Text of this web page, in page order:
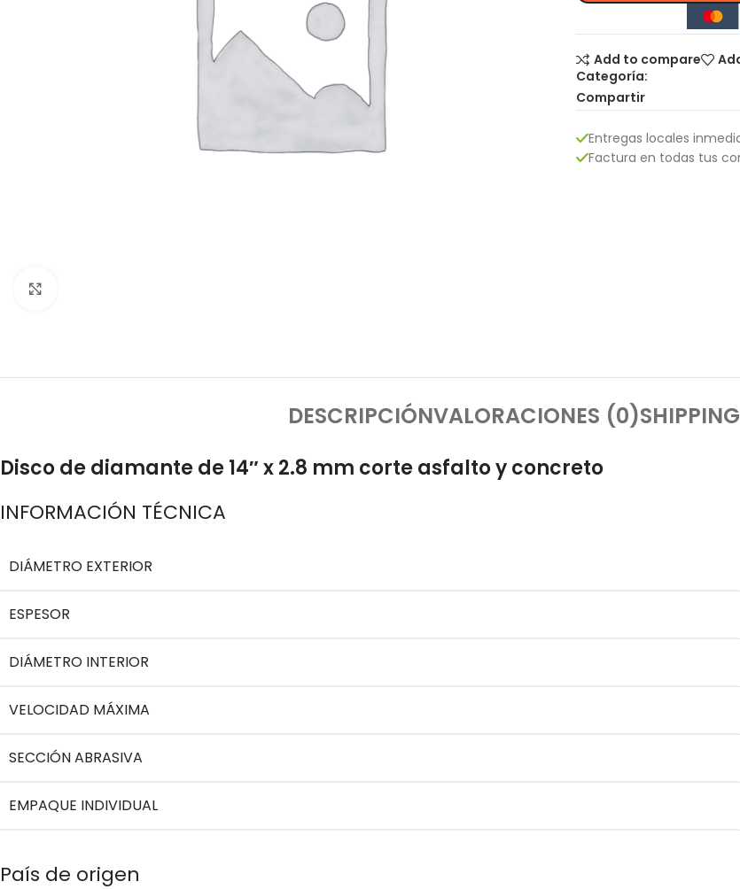
Add to compare
Categoría:
Compartir
Entregas locales
Factura en todas tus
DESCRIPCIÓNVALORACIONES (0)
Disco de diamante de 14″ x 2.8 mm corte asfalto y concreto
INFORMACIÓN TÉCNICA
DIÁMETRO EXTERIOR
ESPESOR
DIÁMETRO INTERIOR
VELOCIDAD MÁXIMA
SECCIÓN ABRASIVA
EMPAQUE INDIVIDUAL
País de origen